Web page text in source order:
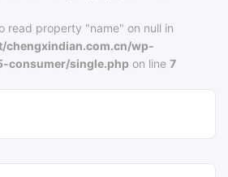
read property "name" on null in
chengxindian.com.cn/wp-
consumer/single.php on line7